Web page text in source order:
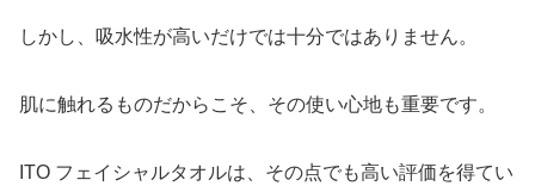
しかし、吸水性が高いだけでは十分ではありません。
肌に触れるものだからこそ、その使い心地も重要です。
ITO フェイシャルタオルは、その点でも高い評価を得てい